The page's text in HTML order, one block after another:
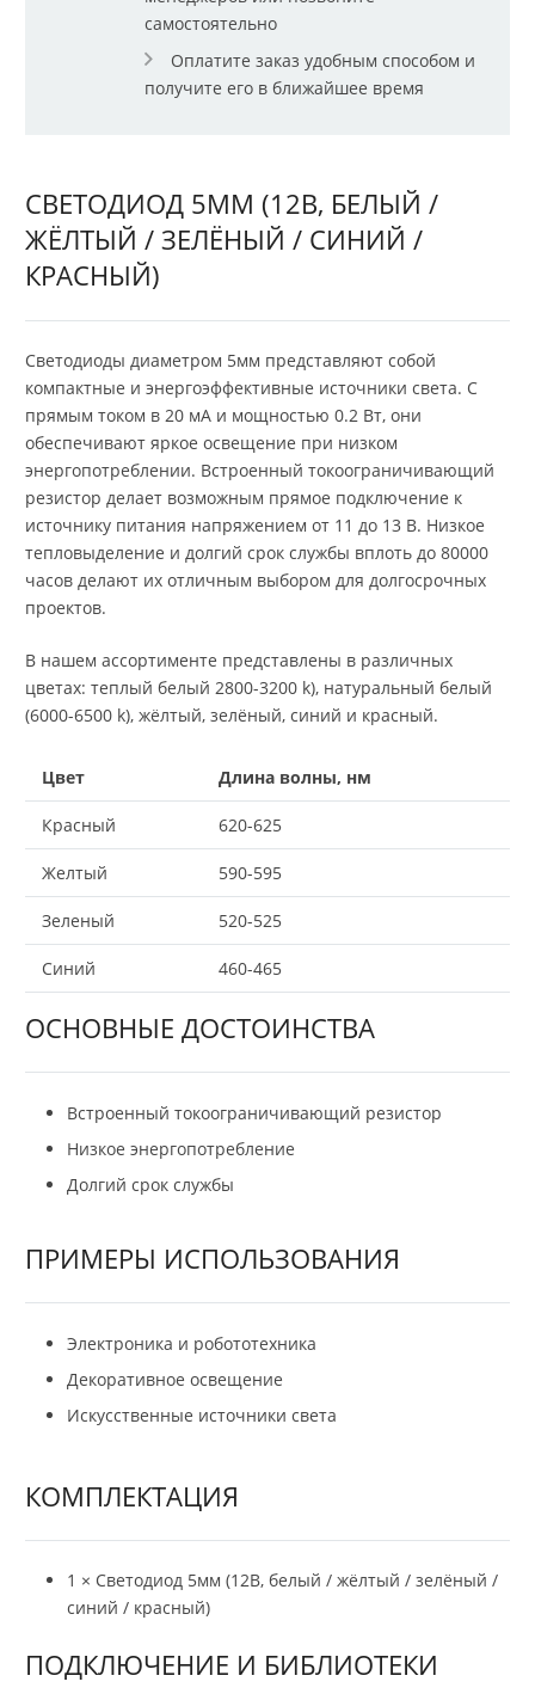
самостоятельно
Оплатите заказ удобным способом и
получите его в ближайшее время
СВЕТОДИОД 5ММ (12В, БЕЛЫЙ /
ЖЁЛТЫЙ / ЗЕЛЁНЫЙ / СИНИЙ /
КРАСНЫЙ)
Светодиоды диаметром 5мм представляют собой
компактные и энергоэффективные источники света. С
прямым током в 20 мА и мощностью 0.2 Вт, они
обеспечивают яркое освещение при низком
энергопотреблении. Встроенный токоограничивающий
резистор делает возможным прямое подключение к
источнику питания напряжением от 11 до 13 В. Низкое
тепловыделение и долгий срок службы вплоть до 80000
часов делают их отличным выбором для долгосрочных
проектов.
В нашем ассортименте представлены в различных
цветах: теплый белый 2800-3200 k), натуральный белый
(6000-6500 k), жёлтый, зелёный, синий и красный.
Цвет Длина волны, нм
Красный 620-625
Желтый 590-595
Зеленый 520-525
Синий 460-465
ОСНОВНЫЕ ДОСТОИНСТВА
Встроенный токоограничивающий резистор
Низкое энергопотребление
Долгий срок службы
ПРИМЕРЫ ИСПОЛЬЗОВАНИЯ
Электроника и робототехника
Декоративное освещение
Искусственные источники света
КОМПЛЕКТАЦИЯ
1 × Светодиод 5мм (12В, белый / жёлтый / зелёный /
синий / красный)
ПОДКЛЮЧЕНИЕ И БИБЛИОТЕКИ